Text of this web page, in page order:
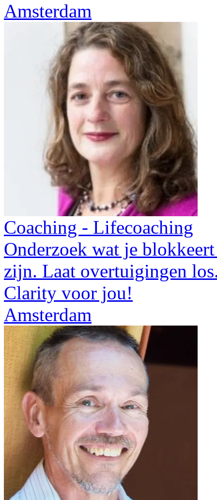
Amsterdam
Coaching - Lifecoaching
Onderzoek wat je
zijn. Laat overtuigingen
Clarity voor jou!
Amsterdam